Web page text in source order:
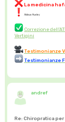
La medicina ha
Aldous Huxley
Correzione
Vertigini
Testimonianze
Testimonianze
andref
Re: Chiropratica